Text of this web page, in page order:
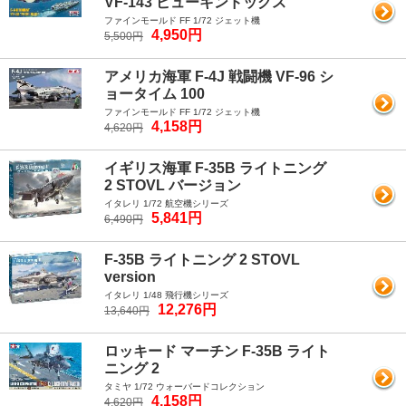
ファインモールド FF 1/72 ジェット機
5,500円 4,950円
アメリカ海軍 F-4J 戦闘機 VF-96 シ
ョータイム 100
ファインモールド FF 1/72 ジェット機
4,620円 4,158円
イギリス海軍 F-35B ライトニング
2 STOVL バージョン
イタレリ 1/72 航空機シリーズ
6,490円 5,841円
F-35B ライトニング 2 STOVL
version
イタレリ 1/48 飛行機シリーズ
13,640円 12,276円
ロッキード マーチン F-35B ライト
ニング 2
タミヤ 1/72 ウォーバードコレクション
4,620円 4,158円